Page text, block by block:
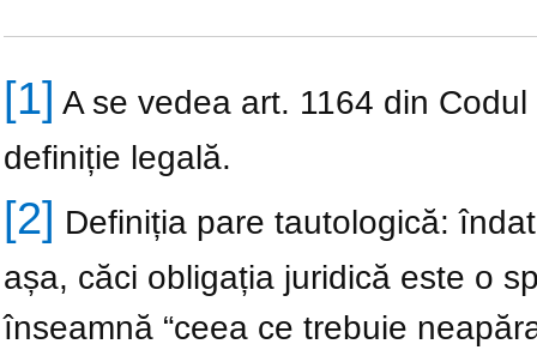
[1] A se vedea art. 1164 din
definiție legală.
[2] Definiția pare tautologică:
așa, căci obligația juridică este o
înseamnă “ceea ce trebuie